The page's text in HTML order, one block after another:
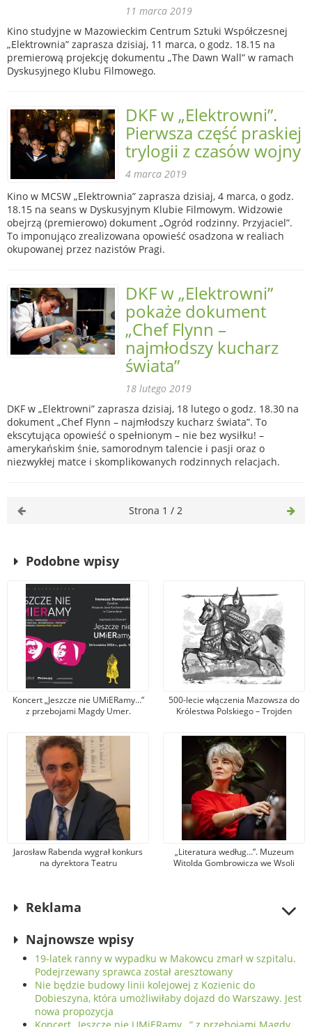
11 marca 2019
Kino studyjne w Mazowieckim Centrum Sztuki Współczesnej
„Elektrownia” zaprasza dzisiaj, 11 marca, o godz. 18.15 na
premierową projekcję dokumentu „The Dawn Wall” w ramach
Dyskusyjnego Klubu Filmowego.
DKF w „Elektrowni”.
Pierwsza część praskiej
trylogii z czasów wojny
4 marca 2019
Kino w MCSW „Elektrownia” zaprasza dzisiaj, 4 marca, o godz.
18.15 na seans w Dyskusyjnym Klubie Filmowym. Widzowie
obejrzą (premierowo) dokument „Ogród rodzinny. Przyjaciel”.
To imponująco zrealizowana opowieść osadzona w realiach
okupowanej przez nazistów Pragi.
DKF w „Elektrowni”
pokaże dokument
„Chef Flynn –
najmłodszy kucharz
świata”
18 lutego 2019
DKF w „Elektrowni” zaprasza dzisiaj, 18 lutego o godz. 18.30 na
dokument „Chef Flynn – najmłodszy kucharz świata”. To
ekscytująca opowieść o spełnionym – nie bez wysiłku! –
amerykańskim śnie, samorodnym talencie i pasji oraz o
niezwykłej matce i skomplikowanych rodzinnych relacjach.
Strona 1 / 2
Podobne wpisy
Koncert „Jeszcze nie UMiERamy…”
z przebojami Magdy Umer.
Kochanowskiego w Czarnolesie
500-lecie włączenia Mazowsza do
Królestwa Polskiego – Trojden
Jarosław Rabenda wygrał konkurs
na dyrektora Teatru
„Literatura według…”. Muzeum
Witolda Gombrowicza we Wsoli
Reklama
Najnowsze wpisy
19-latek ranny w wypadku w Makowcu zmarł w szpitalu.
Podejrzewany sprawca został aresztowany
Nie będzie budowy linii kolejowej z Kozienic do
Dobieszyna, która umożliwiłaby dojazd do Warszawy. Jest
nowa propozycja